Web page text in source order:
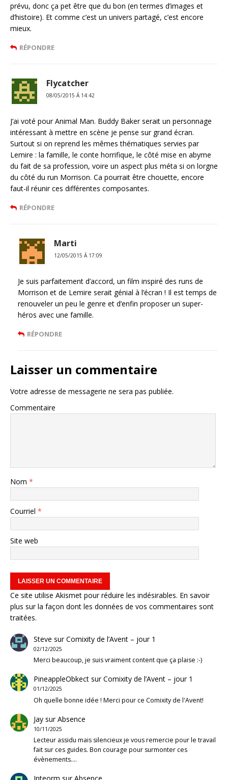
prévu, donc ça pet être que du bon (en termes d’images et
d’histoire). Et comme c’est un univers partagé, c’est encore
mieux.
RÉPONDRE
Flycatcher
08/05/2015 Á 14:42
J’ai voté pour Animal Man. Buddy Baker serait un personnage
intéressant à mettre en scène je pense sur grand écran.
Surtout si on reprend les mêmes thématiques servies par
Lemire : la famille, le conte horrifique, le côté mise en abyme
du fait de sa profession, voire un aspect plus méta si on lorgne
du côté du run Morrison. Ca pourrait être chouette, encore
faut-il réunir ces différentes composantes.
RÉPONDRE
Marti
12/05/2015 Á 17:09
Je suis parfaitement d’accord, un film inspiré des runs de
Morrison et de Lemire serait génial à l’écran ! Il est temps de
renouveler un peu le genre et d’enfin proposer un super-
héros avec une famille.
RÉPONDRE
Laisser un commentaire
Votre adresse de messagerie ne sera pas publiée.
Commentaire
Nom *
Courriel *
Site web
Ce site utilise Akismet pour réduire les indésirables. En savoir
plus sur la façon dont les données de vos commentaires sont
traitées.
Steve surComixity de l’Avent – jour 1
02/12/2025
Merci beaucoup, je suis vraiment content que ça plaise :-)
PineappleObkectsurComixity de l’Avent – jour 1
01/12/2025
Oh quelle bonne idée ! Merci pour ce Comixity de l'Avent!
JaysurAbsence
10/11/2025
Lecteur assidu mais silencieux je vous remercie pour le travail
fait sur ces guides. Bon courage pour surmonter ces
évènements.…